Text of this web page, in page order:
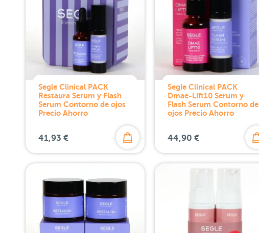
Segle Clinical PACK
Restaura Serum y Flash
Serum Contorno de ojos
Precio Ahorro
41,93 €
Segle Clinical PACK
Dmae-Lift10 Serum y
Flash Serum Contorno de
ojos Precio Ahorro
44,90 €